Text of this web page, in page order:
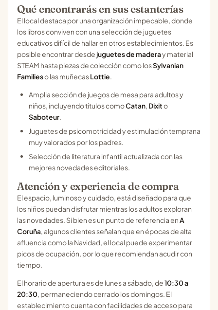
Qué encontrarás en sus estanterías
El local destaca por una organización impecable, donde
los libros conviven con una selección de juguetes
educativos difícil de hallar en otros establecimientos. Es
posible encontrar desde juguetes de maderay material
STEAM hasta piezas de colección como losSylvanian
Familieso las muñecasLottie.
Amplia sección de juegos de mesa para adultos y
niños, incluyendo títulos comoCatan, Dixito
Saboteur.
Juguetes de psicomotricidad y estimulación temprana
muy valorados por los padres.
Selección de literatura infantil actualizada con las
mejores novedades editoriales.
Atención y experiencia de compra
El espacio, luminoso y cuidado, está diseñado para que
los niños puedan disfrutar mientras los adultos exploran
las novedades. Si bien es un punto de referencia enA
Coruña, algunos clientes señalan que en épocas de alta
afluencia como la Navidad, el local puede experimentar
picos de ocupación, por lo que recomiendan acudir con
tiempo.
El horario de apertura es de lunes a sábado, de10:30 a
20:30, permaneciendo cerrado los domingos. El
establecimiento cuenta con facilidades de acceso para